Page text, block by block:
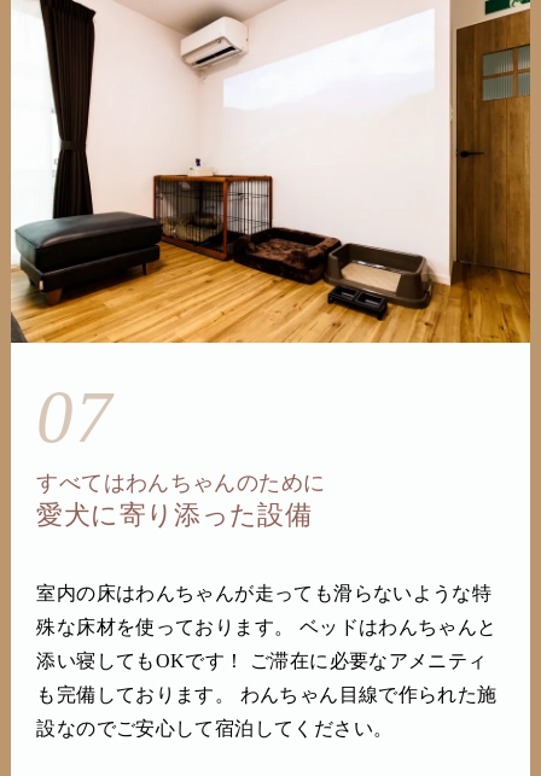
07
すべてはわんちゃんのために
愛犬に寄り添った設備
室内の床はわんちゃんが走っても滑らないような特
殊な床材を使っております。 ベッドはわんちゃんと
添い寝してもOKです！ ご滞在に必要なアメニティ
も完備しております。 わんちゃん目線で作られた施
設なのでご安心して宿泊してください。